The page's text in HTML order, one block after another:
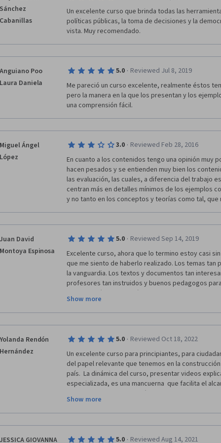
coordinación del profesor Subirats, erudito ya en la
públicas para los que ya veníamos estudianto
profesores y la coordinación de Jaume Blasco,
evidentemente bien.
Sánchez
Cabanillas
Un excelente curso que brinda todas las
políticas públicas, la toma de decisiones y la
vista. Muy recomendado.
Anguiano Poo
Laura Daniela
5.0 · Reviewed Jul 8, 2019
Me pareció un curso excelente, realmente éstos
pero la manera en la que los presentan y los
una comprensión fácil.
Miguel Ángel
López
3.0 · Reviewed Feb 28, 2016
En cuanto a los contenidos tengo una opinión muy
hacen pesados y se entienden muy bien los
las evaluación, las cuales, a diferencia del trabajo
centran más en detalles mínimos de los ejemplos
y no tanto en los conceptos y teorías como tal,
Juan David
Montoya Espinosa
5.0 · Reviewed Sep 14, 2019
Excelente curso, ahora que lo termino estoy casi
que me siento de haberlo realizado. Los temas tan
la vanguardia. Los textos y documentos tan
profesores tan instruidos y buenos pedagogos
Como politólogo ya había visto muchos de estos
aborda aquí, tan poco tradicional y tan a la
problemáticas contemporáneas hace que sea un
para el análisis de políticas públicas, sino para la
Show more
Yolanda Rendón
Hernández
5.0 · Reviewed Oct 18, 2022
Un excelente curso para principiantes, para
del papel relevante que tenemos en la
país.  La dinámica del curso, presentar videos
especializada, es una mancuerna  que facilita el
De manera general cumplió con mis expectativas,
seguir aprovechando estos cursos tan valiosos para
quiero dejar de FELICITAR a todos los actores
proyecto. Abrazos, de Xalapa, Veracruz, México.
Show more
JESSICA GIOVANNA 5.0 · Reviewed Aug 14, 2021